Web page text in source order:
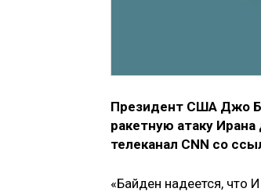
Президент США Джо
ракетную атаку
телеканал CNN со
«Байден надеется, что